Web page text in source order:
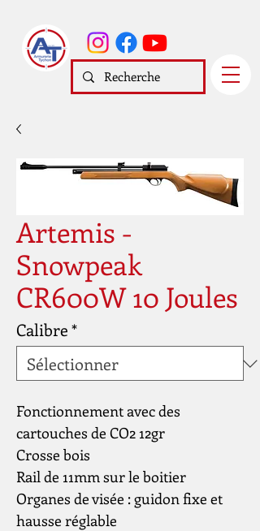
Artemis -
Snowpeak
CR600W 10 Joules
Calibre*
Fonctionnement avec des
cartouches de CO2 12gr
Crosse bois
Rail de 11mm sur le boitier
Organes de visée : guidon fixe et
hausse réglable